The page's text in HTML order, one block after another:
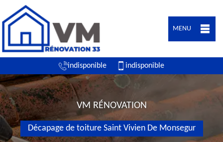
MENU
indisponible indisponible
VM RÉNOVATION
Décapage de toiture Saint Vivien De Monsegur